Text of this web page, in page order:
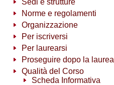
Sedi e strutture
Norme e regolamenti
Organizzazione
Per iscriversi
Per laurearsi
Proseguire dopo la laurea
Qualità del Corso
Scheda Informativa